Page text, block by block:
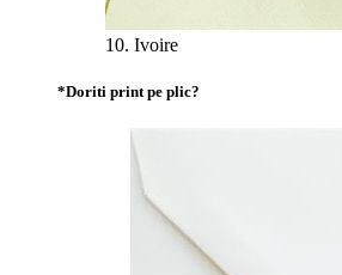
10. Ivoire
*Doriti print pe plic?